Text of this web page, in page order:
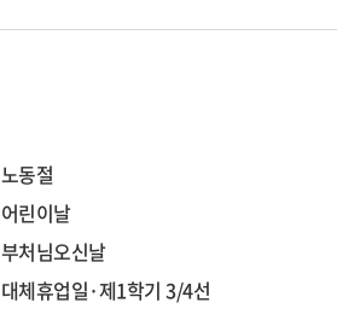
노동절
어린이날
부처님오신날
대체휴업일·제1학기 3/4선